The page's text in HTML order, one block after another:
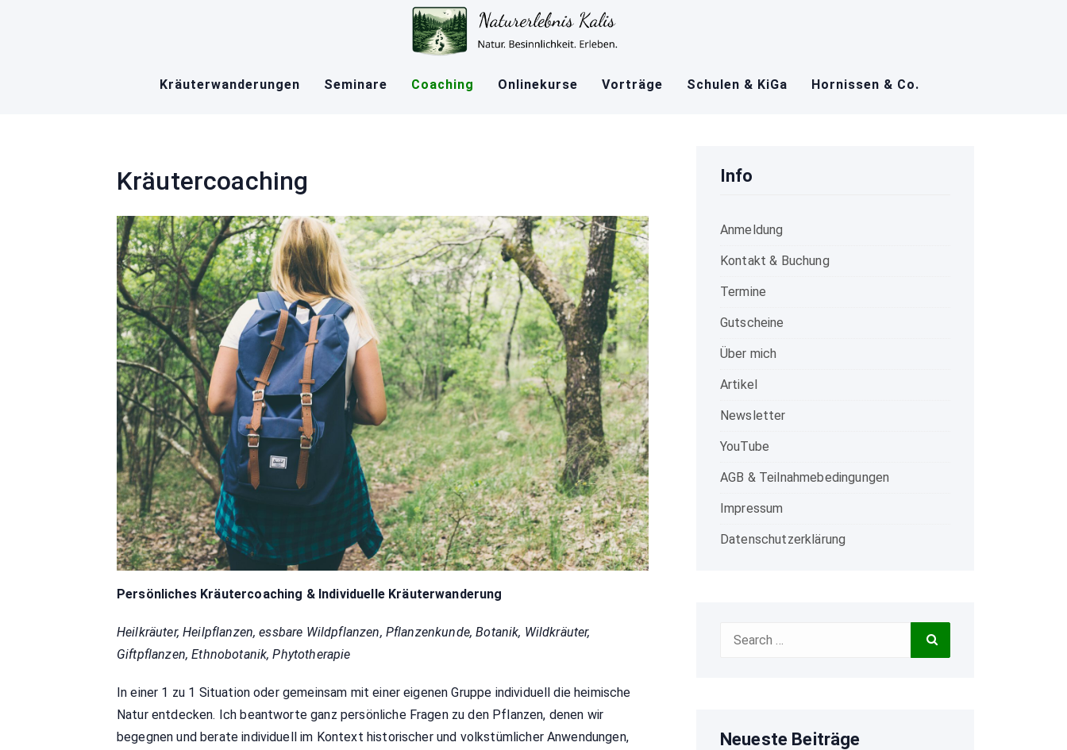
Kräuterwanderungen
Seminare Coaching Onlinekurse Vorträge Schulen & KiGa Hornissen & Co.
Kräutercoaching
Persönliches Kräutercoaching & Individuelle Kräuterwanderung
Heilkräuter, Heilpflanzen, essbare Wildpflanzen, Pflanzenkunde, Botanik, Wildkräuter,
Giftpflanzen, Ethnobotanik, Phytotherapie
In einer 1 zu 1 Situation oder gemeinsam mit einer eigenen Gruppe individuell die heimische
Natur entdecken. Ich beantworte ganz persönliche Fragen zu den Pflanzen, denen wir
begegnen und berate individuell im Kontext historischer und volkstümlicher Anwendungen,
Info
Anmeldung
Kontakt & Buchung
Termine
Gutscheine
Über mich
Artikel
Newsletter
YouTube
AGB & Teilnahmebedingungen
Impressum
Datenschutzerklärung
Search
Search
Neueste Beiträge